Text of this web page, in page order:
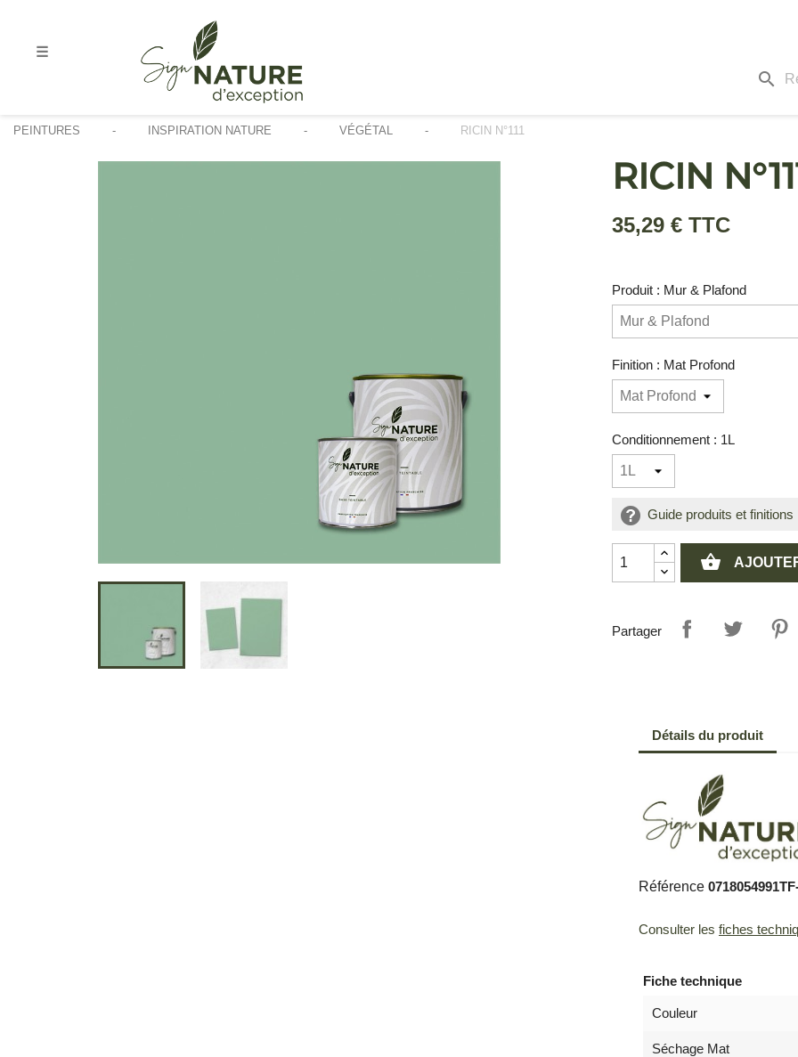
☰
search
PEINTURES INSPIRATION NATURE VÉGÉTAL RICIN N°111
RICIN
35,29 € TTC
Produit : Mur & Plafond
Finition : Mat Profond
Conditionnement : 1L
Guide produits et finitions
shopping_basket
Partager
Détails du produit
Référence
Consulter les fiches
Fiche technique
Couleur
Séchage Mat